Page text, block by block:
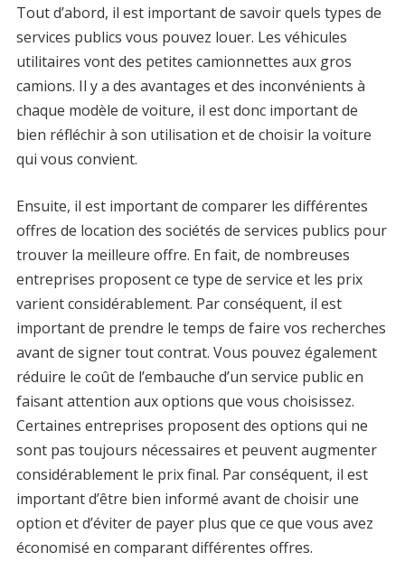
Tout d’abord, il est important de savoir quels types de
services publics vous pouvez louer. Les véhicules
utilitaires vont des petites camionnettes aux gros
camions. Il y a des avantages et des inconvénients à
chaque modèle de voiture, il est donc important de
bien réfléchir à son utilisation et de choisir la voiture
qui vous convient.
Ensuite, il est important de comparer les différentes
offres de location des sociétés de services publics pour
trouver la meilleure offre. En fait, de nombreuses
entreprises proposent ce type de service et les prix
varient considérablement. Par conséquent, il est
important de prendre le temps de faire vos recherches
avant de signer tout contrat. Vous pouvez également
réduire le coût de l’embauche d’un service public en
faisant attention aux options que vous choisissez.
Certaines entreprises proposent des options qui ne
sont pas toujours nécessaires et peuvent augmenter
considérablement le prix final. Par conséquent, il est
important d’être bien informé avant de choisir une
option et d’éviter de payer plus que ce que vous avez
économisé en comparant différentes offres.